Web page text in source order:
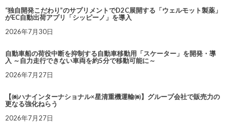
“独自開発こだわり”のサプリメントでD2C展開する「ウェルモット製薬」
がEC自動出荷アプリ「シッピーノ」を導入
2026年7月30日
自動車船の荷役中断を抑制する自動車移動用「スケーター」を開発・導
入 ～自力走行できない車両を約5分で移動可能に～
2026年7月27日
【㈱ハナインターナショナル×星清重機運輸㈱】グループ会社で販売力の
更なる強化ねらう
2026年7月27日